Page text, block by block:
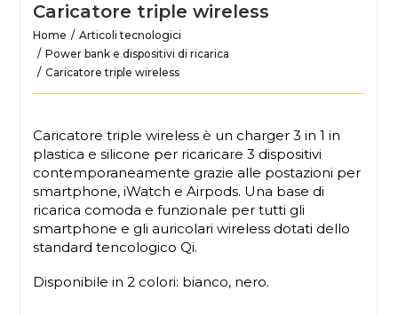
Caricatore triple wireless
Home
Articoli tecnologici
Power bank e dispositivi di ricarica
Caricatore triple wireless
Caricatore triple wireless è un charger 3 in 1 in
plastica e silicone per ricaricare 3 dispositivi
contemporaneamente grazie alle postazioni per
smartphone, iWatch e Airpods. Una base di
ricarica comoda e funzionale per tutti gli
smartphone e gli auricolari wireless dotati dello
standard tencologico Qi.
Disponibile in 2 colori: bianco, nero.